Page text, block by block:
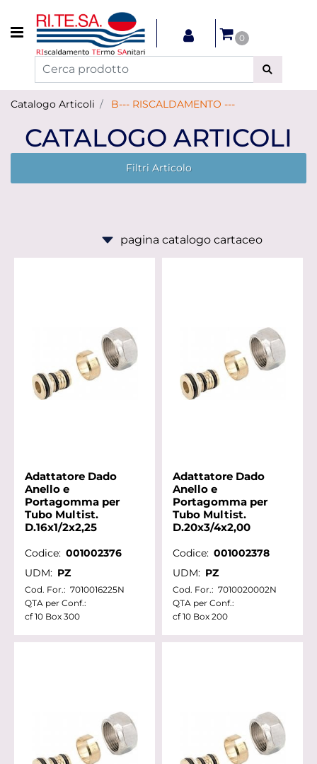
Open menu
0
Catalogo Articoli B--- RISCALDAMENTO ---
CATALOGO ARTICOLI
Filtri Articolo
Adattatore Dado
Anello e
Portagomma per
Tubo Multist.
D.16x1/2x2,25
Codice: 001002376
UDM: PZ
Cod. For.: 7010016225N
QTA per Conf.:
cf 10 Box 300
Adattatore Dado
Anello e
Portagomma per
Tubo Multist.
D.20x3/4x2,00
Codice: 001002378
UDM: PZ
Cod. For.: 7010020002N
QTA per Conf.:
cf 10 Box 200